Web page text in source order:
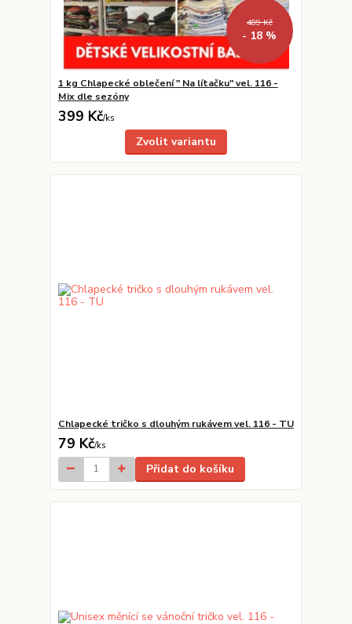
489 Kč
- 18 %
1 kg Chlapecké oblečení " Na lítačku" vel. 116 -
Mix dle sezóny
399 Kč/ks
Zvolit variantu
Chlapecké tričko s dlouhým rukávem vel. 116 - TU
79 Kč/ks
Přidat do košíku